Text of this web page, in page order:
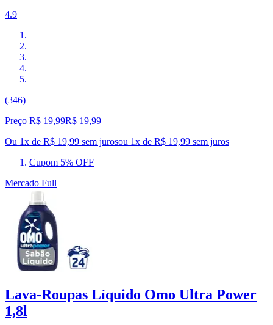
4.9
(346)
Preço R$ 19,99R$ 19,99
Ou 1x de R$ 19,99 sem jurosou 1x de R$ 19,99 sem juros
Cupom 5% OFF
Mercado Full
Lava-Roupas Líquido Omo Ultra Power
1,8l